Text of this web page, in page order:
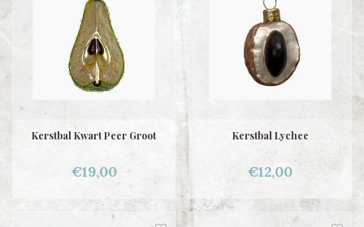
Kerstbal Kwart Peer Groot
€19,00
Kerstbal Lychee
€12,00